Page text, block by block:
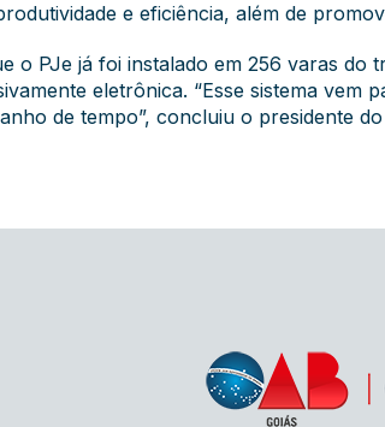
e eficiência, além de
o PJe já foi instalado em 256 varas do
eletrônica. “Esse sistema
de tempo”, concluiu o presidente